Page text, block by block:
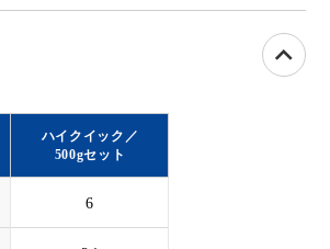
ハイクイック ／
500gセット
6